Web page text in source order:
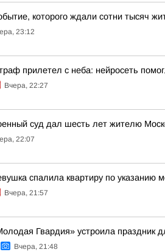
которого ждали сотни тысяч
23:12
прилетел с неба: нейросеть
Вчера, 22:27
суд дал шесть лет жителю
22:07
спалила квартиру по указанию
Вчера, 21:57
Гвардия» устроила праздник
Вчера, 21:48